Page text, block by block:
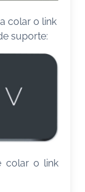
colar o link
suporte:
colar o link